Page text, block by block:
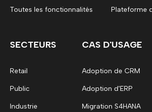
Toutes les fonctionnalités Plateforme
SECTEURS
Retail
Public
Industrie
CAS D'USAGE
Adoption de CRM
Adoption d'ERP
Migration S4HANA